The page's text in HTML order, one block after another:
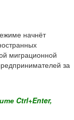
начнёт
миграционной
за
Ctrl+Enter,